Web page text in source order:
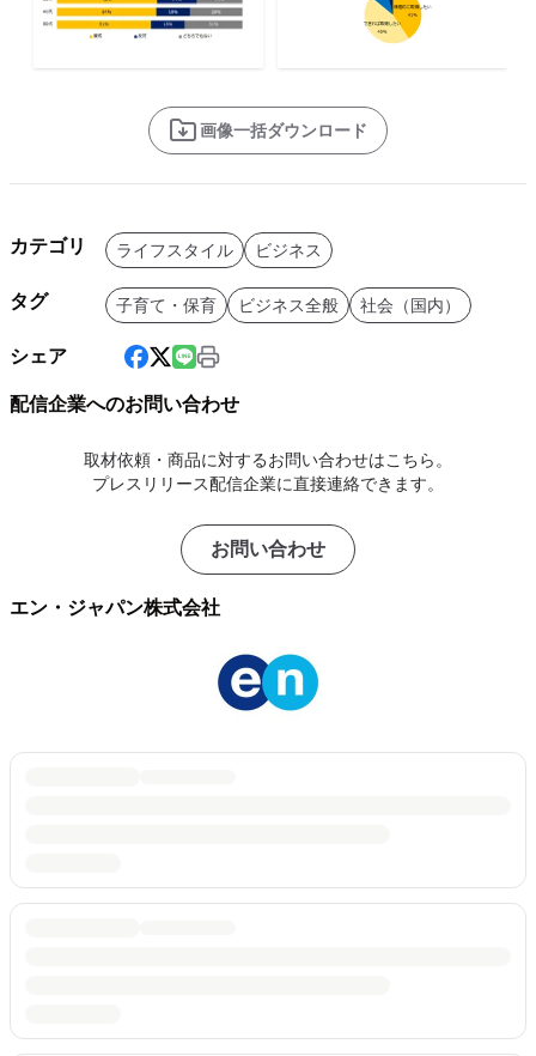
画像一括ダウンロード
カテゴリ ライフスタイル ビジネス
タグ 子育て・保育 ビジネス全般 社会（国内）
シェア
配信企業へのお問い合わせ
取材依頼・商品に対するお問い合わせはこちら。
プレスリリース配信企業に直接連絡できます。
お問い合わせ
エン・ジャパン株式会社